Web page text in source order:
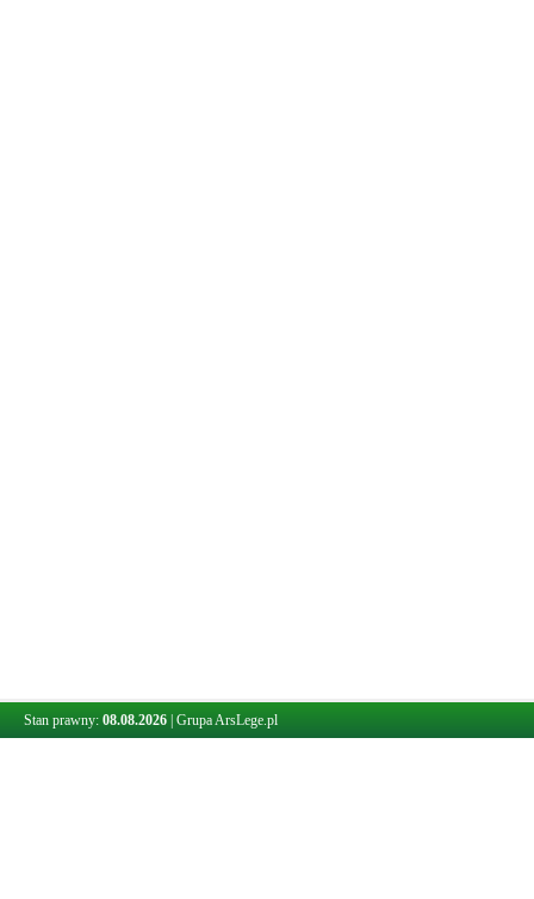
Stan prawny: 08.08.2026 Grupa ArsLege.pl